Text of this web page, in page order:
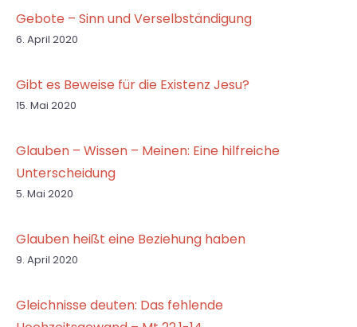
Gebote – Sinn und Verselbständigung
6. April 2020
Gibt es Beweise für die Existenz Jesu?
15. Mai 2020
Glauben – Wissen – Meinen: Eine hilfreiche
Unterscheidung
5. Mai 2020
Glauben heißt eine Beziehung haben
9. April 2020
Gleichnisse deuten: Das fehlende